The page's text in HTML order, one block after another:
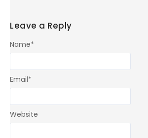
Leave a Reply
Name*
Email*
Website